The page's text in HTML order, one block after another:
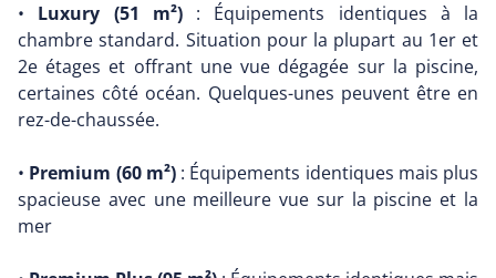
• Luxury (51 m²): Équipements identiques à la
chambre standard. Situation pour la plupart au 1er et
2e étages et offrant une vue dégagée sur la piscine,
certaines côté océan. Quelques-unes peuvent être en
rez-de-chaussée.
• Premium (60 m²): Équipements identiques mais plus
spacieuse avec une meilleure vue sur la piscine et la
mer